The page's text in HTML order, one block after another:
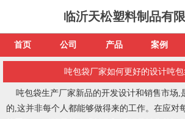
临沂天松塑料制品有
首页 公司 产品 案例
吨包袋厂家如何更好的设计吨
吨包袋生产厂家新品的开发设计和销售市场,
的,这并非每个人都能够做得来的工作。在应对